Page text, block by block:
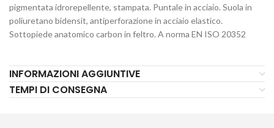
pigmentata idrorepellente, stampata. Puntale in acciaio. Suola in
poliuretano bidensit, antiperforazione in acciaio elastico.
Sottopiede anatomico carbon in feltro. A norma EN ISO 20352
INFORMAZIONI AGGIUNTIVE
TEMPI DI CONSEGNA